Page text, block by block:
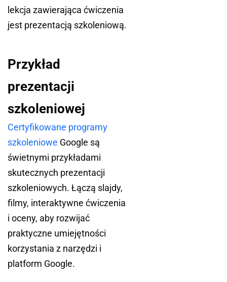
lekcja zawierająca ćwiczenia
jest prezentacją szkoleniową.
Przykład
prezentacji
szkoleniowej
Certyfikowane programy
szkoleniowe Google są
świetnymi przykładami
skutecznych prezentacji
szkoleniowych. Łączą slajdy,
filmy, interaktywne ćwiczenia
i oceny, aby rozwijać
praktyczne umiejętności
korzystania z narzędzi i
platform Google.